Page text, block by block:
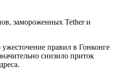
замороженных Tether и
правил в Гонконге
снизило приток